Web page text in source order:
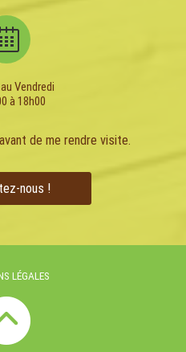
Vendredi
à 18h00
de me rendre visite.
nous !
LÉGALES